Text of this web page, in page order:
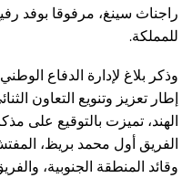
راجناث سينغ، مرفوقا بوفد
للمملكة.
وذكر بلاغ لإدارة الدفاع
إطار تعزيز وتنويع التعاون
الهند، تميزت بالتوقيع على
الفريق أول محمد بريظ،
وقائد المنطقة الجنوبية،